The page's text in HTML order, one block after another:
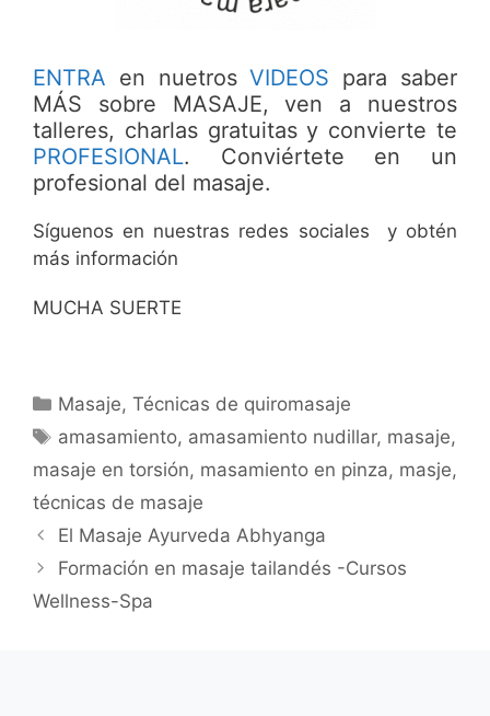
ENTRA en nuetrosVIDEOS para saber
MÁS sobre MASAJE, ven a nuestros
talleres, charlas gratuitas y convierte te
PROFESIONAL. Conviértete en un
profesional del masaje.
Síguenos en nuestras redes sociales y obtén
más información
MUCHA SUERTE
Categorías
Masaje,Técnicas de quiromasaje
Etiquetas
amasamiento, amasamiento nudillar, masaje,
masaje en torsión, masamiento en pinza, masje,
técnicas de masaje
El Masaje Ayurveda Abhyanga
Formación en masaje tailandés -Cursos
Wellness-Spa